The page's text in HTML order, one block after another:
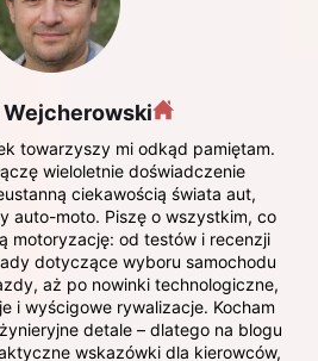
towarzyszy mi odkąd pamiętam.
wieloletnie doświadczenie
ciekawością świata aut,
auto-moto. Piszę o wszystkim, co
motoryzację: od testów i recenzji
dotyczące wyboru samochodu
aż po nowinki technologiczne,
i wyścigowe rywalizacje. Kocham
detale – dlatego na blogu
wskazówki dla kierowców,